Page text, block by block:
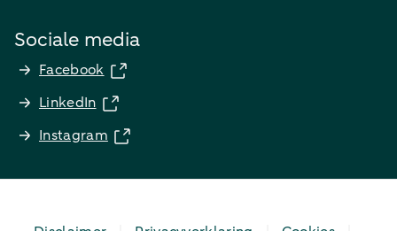
Sociale media
Facebook
LinkedIn
Instagram